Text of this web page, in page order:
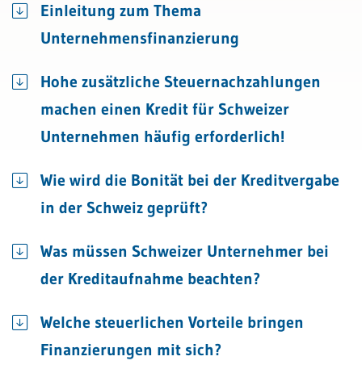
Einleitung zum Thema
Unternehmensfinanzierung
Hohe zusätzliche Steuernachzahlungen
machen einen Kredit für Schweizer
Unternehmen häufig erforderlich!
Wie wird die Bonität bei der Kreditvergabe
in der Schweiz geprüft?
Was müssen Schweizer Unternehmer bei
der Kreditaufnahme beachten?
Welche steuerlichen Vorteile bringen
Finanzierungen mit sich?